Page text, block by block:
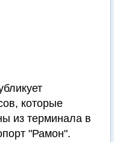
которые
из терминала в
"Рамон".